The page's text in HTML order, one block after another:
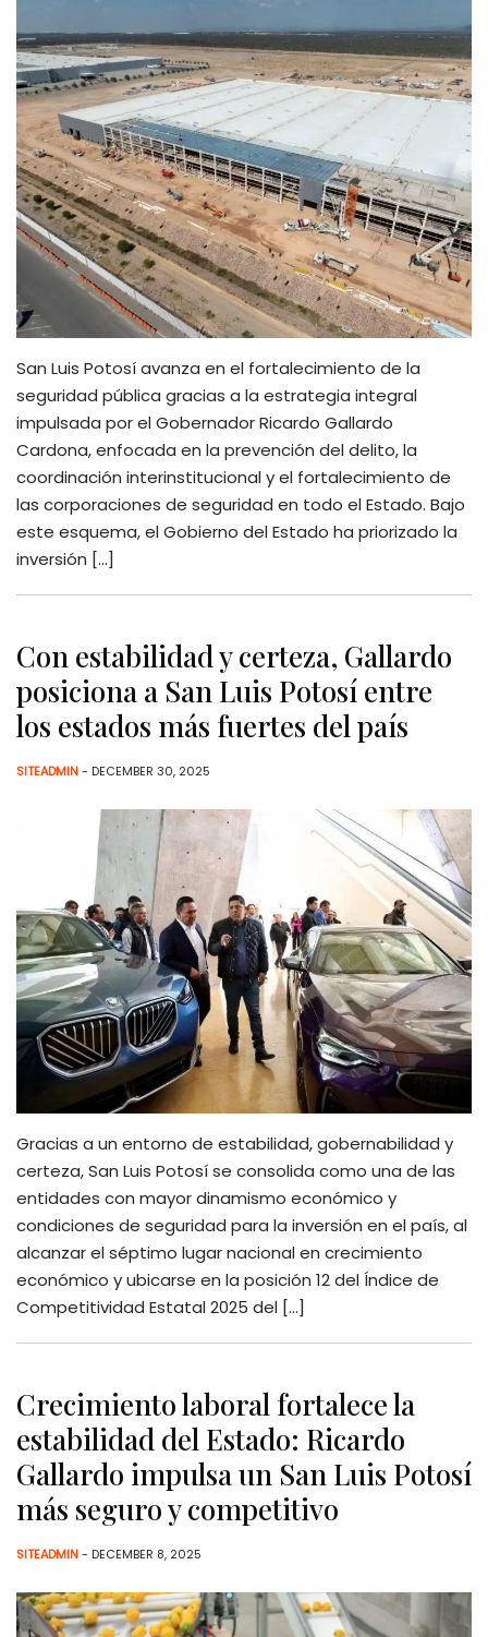
San Luis Potosí avanza en el fortalecimiento de la
seguridad pública gracias a la estrategia integral
impulsada por el Gobernador Ricardo Gallardo
Cardona, enfocada en la prevención del delito, la
coordinación interinstitucional y el fortalecimiento de
las corporaciones de seguridad en todo el Estado. Bajo
este esquema, el Gobierno del Estado ha priorizado la
inversión […]
Con estabilidad y certeza, Gallardo
posiciona a San Luis Potosí entre
los estados más fuertes del país
SITEADMIN- DECEMBER 30, 2025
Gracias a un entorno de estabilidad, gobernabilidad y
certeza, San Luis Potosí se consolida como una de las
entidades con mayor dinamismo económico y
condiciones de seguridad para la inversión en el país, al
alcanzar el séptimo lugar nacional en crecimiento
económico y ubicarse en la posición 12 del Índice de
Competitividad Estatal 2025 del […]
Crecimiento laboral fortalece la
estabilidad del Estado: Ricardo
Gallardo impulsa un San Luis Potosí
más seguro y competitivo
SITEADMIN- DECEMBER 8, 2025